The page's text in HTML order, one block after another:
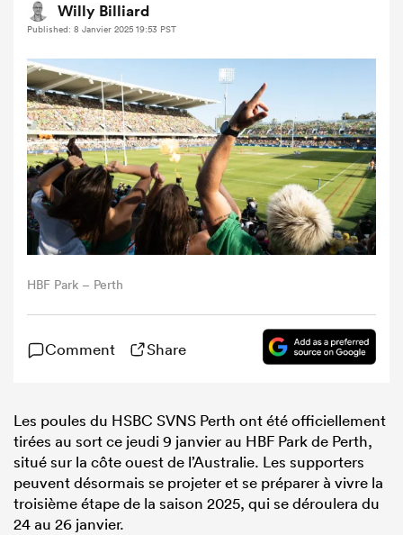
Willy Billiard
Published: 8 Janvier 2025 19:53 PST
HBF Park – Perth
Comment Share
Les poules du HSBC SVNS Perth ont été officiellement
tirées au sort ce jeudi 9 janvier au HBF Park de Perth,
situé sur la côte ouest de l’Australie. Les supporters
peuvent désormais se projeter et se préparer à vivre la
troisième étape de la saison 2025, qui se déroulera du
24 au 26 janvier.